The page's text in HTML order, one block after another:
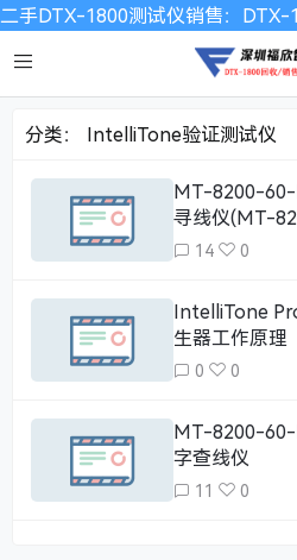
二手DTX-1800测试仪销售：
分类： IntelliTone验证测试仪
MT-8200-60-
寻线仪(MT-
14 0
IntelliTone
生器工作原理
0 0
MT-8200-
字查线仪
11 0